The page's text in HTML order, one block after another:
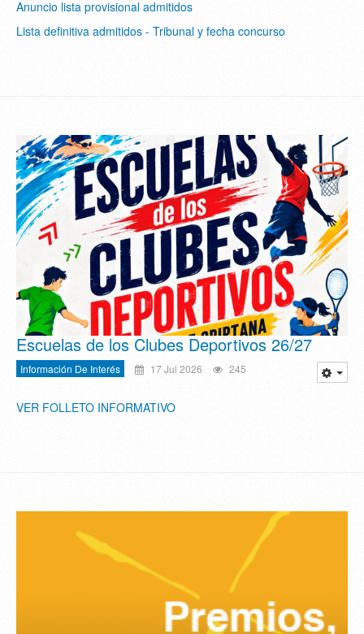
Anuncio lista provisional admitidos
Lista definitiva admitidos - Tribunal y fecha concurso
Escuelas de los Clubes Deportivos 26/27
Información De Interés 17 Jul 2026 245
VER FOLLETO INFORMATIVO